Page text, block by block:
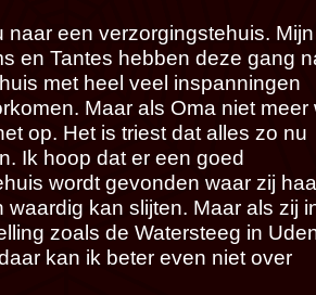
naar een verzorgingstehuis. Mijn
en Tantes hebben deze gang
met heel veel inspanningen
Maar als Oma niet meer
op. Het is triest dat alles zo nu
Ik hoop dat er een goed
wordt gevonden waar zij
waardig kan slijten. Maar als zij
zoals de Watersteeg in
kan ik beter even niet over